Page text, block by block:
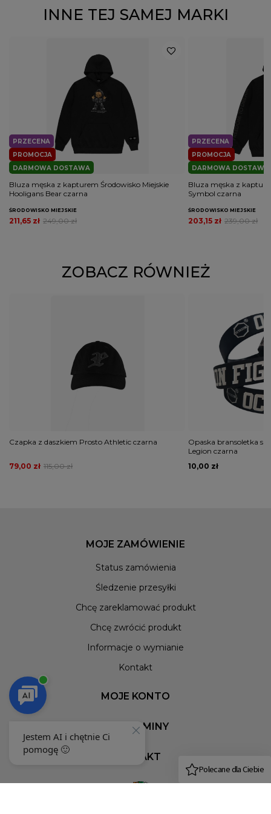
INNE TEJ SAMEJ MARKI
PROMOCJA
PRZECENA
DARMOWA DOSTAWA
Bluza męska z kapturem Środowisko Miejskie
Hooligans Bear czarna
ŚRODOWISKO MIEJSKIE
249,00 zł
211,65 zł
PROMOCJA
PRZECENA
DARMOWA DOSTAWA
Bluza męska z
Symbol czarna
ŚRODOWISKO MIEJSKIE
239,00 zł
203,15 zł
ZOBACZ RÓWNIEŻ
Czapka z daszkiem Prosto Athletic czarna
115,00 zł
79,00 zł
Opaska bransoletka
Legion czarna
10,00 zł
MOJE ZAMÓWIENIE
Status zamówienia
Śledzenie przesyłki
Chcę zareklamować produkt
Chcę zwrócić produkt
Informacje o wymianie
Kontakt
MOJE KONTO
REGULAMINY
KONTAKT